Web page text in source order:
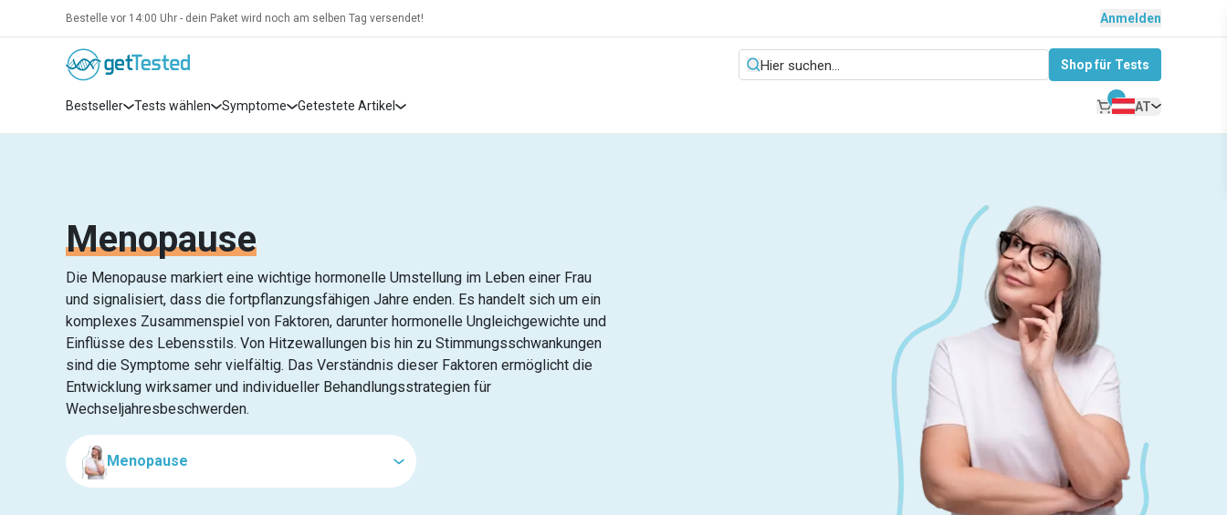
Bestelle vor 14:00 Uhr - dein Paket wird noch am selben Tag versendet! Anmelden
Shop für Tests
Bestseller Tests wählen Symptome Getestete Artikel AT
Menopause
Die Menopause markiert eine wichtige hormonelle Umstellung im Leben einer Frau
und signalisiert, dass die fortpflanzungsfähigen Jahre enden. Es handelt sich um ein
komplexes Zusammenspiel von Faktoren, darunter hormonelle Ungleichgewichte und
Einflüsse des Lebensstils. Von Hitzewallungen bis hin zu Stimmungsschwankungen
sind die Symptome sehr vielfältig. Das Verständnis dieser Faktoren ermöglicht die
Entwicklung wirksamer und individueller Behandlungsstrategien für
Wechseljahresbeschwerden.
Menopause